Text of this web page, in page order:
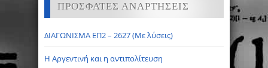
ΠΡΟΣΦΑΤΕΣ ΑΝΑΡΤΗΣΕΙΣ
ΔΙΑΓΩΝΙΣΜΑ ΕΠ2 – 2627 (Με λύσεις)
Η Αργεντινή και η αντιπολίτευση